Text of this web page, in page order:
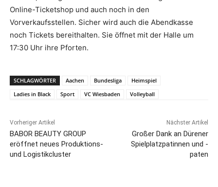
Online-Ticketshop und auch noch in den
Vorverkaufsstellen. Sicher wird auch die Abendkasse
noch Tickets bereithalten. Sie öffnet mit der Halle um
17:30 Uhr ihre Pforten.
SCHLAGWÖRTER Aachen Bundesliga
Heimspiel
Ladies in Black
Sport VC Wiesbaden Volleyball
Vorheriger Artikel
BABOR BEAUTY GROUP
eröffnet neues Produktions-
und Logistikcluster
Nächster Artikel
Großer Dank an Dürener
Spielplatzpatinnen und -
paten